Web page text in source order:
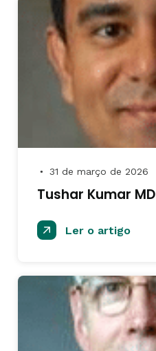
● 31 de março de 2026
Tushar Kumar MD
Ler o artigo